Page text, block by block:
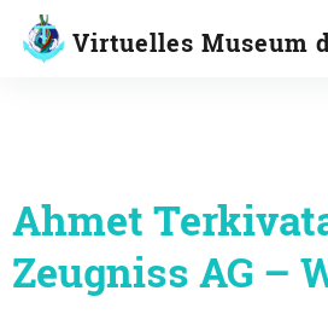
Inhalte
überspringenVirtuelles Museum
Ahmet
Zeugniss AG –